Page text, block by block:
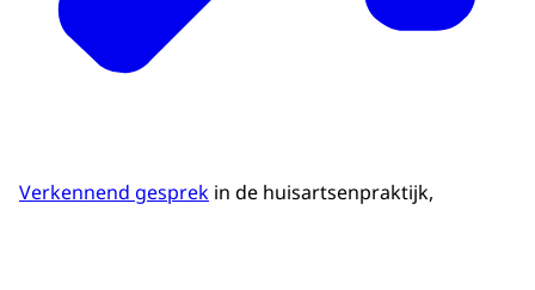
Verkennend gesprek in de huisartsenpraktijk,